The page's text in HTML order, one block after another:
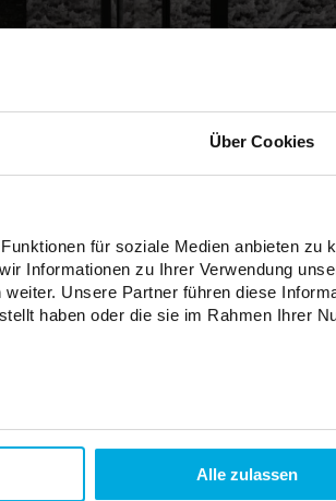
Über Cookies
für soziale Medien anbieten zu
Informationen zu Ihrer Verwendung
Unsere Partner führen diese
haben oder die sie im Rahmen Ihrer
Alle zulassen